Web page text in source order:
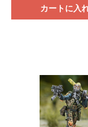
カートに入